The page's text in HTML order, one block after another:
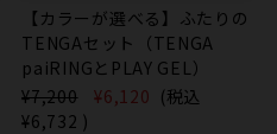
【カラーが選べる】ふたりの
TENGAセット（TENGA
paiRINGとPLAY GEL）
¥7,200
¥6,120 (税込
¥6,732 )